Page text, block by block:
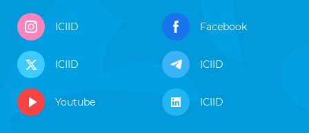
ICIID Facebook
ICIID ICIID
Youtube ICIID